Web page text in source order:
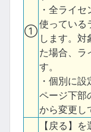
①
・全ライ
使っている
します。対
た場合、ラ
す。
・個別に
ページ下部
から変更し
【戻る】